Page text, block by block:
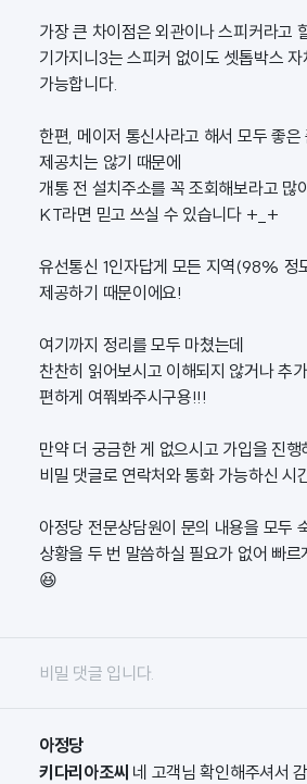
가장 큰 차이점은 외관이나 스피커라고
기가지니3는 스피커 없이도 셋톱박스 자
가능합니다.
한편, 메이저 통신사라고 해서 모두 좋
제공치는 않기 때문에
개통 전 설치주소를 꼭 조회해보라고 많
KT라면 믿고 쓰실 수 있습니다 +_+
유선통신 1인자답게 모든 지역(98% 정
제공하기 때문이에요!
여기까지 정리를 모두 마쳤는데
찬찬히 읽어보시고 이해되지 않거나 추
편하게 여쭤봐주시구용!!!
만약 더 궁금한 게 없으시고 가입을 진행
비밀 댓글로 연락처와 통화 가능하신 시
아정당 전문상담원이 문의 내용을 모두
상황을 두 번 말씀하실 필요가 없어 빠
😆
비밀 댓글 입니다.
아정당
키다리아조씨 네 고객님 확인해주셔서